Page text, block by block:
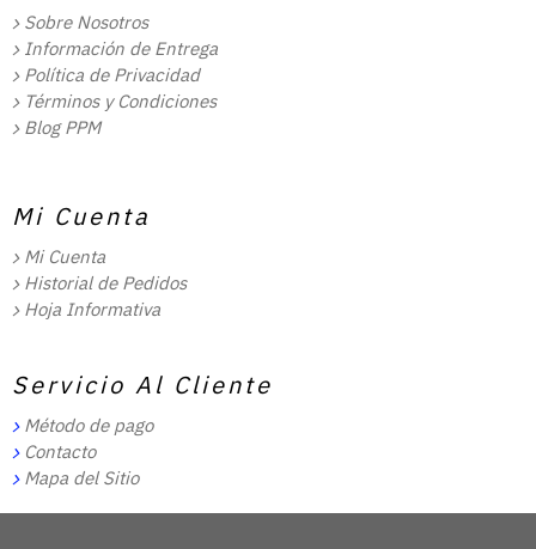
Sobre Nosotros
Información de Entrega
Política de Privacidad
Términos y Condiciones
Blog PPM
Mi Cuenta
Mi Cuenta
Historial de Pedidos
Hoja Informativa
Servicio Al Cliente
Método de pago
Contacto
Mapa del Sitio